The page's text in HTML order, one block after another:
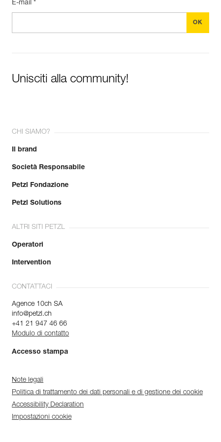
E-mail *
Unisciti alla community!
CHI SIAMO?
Il brand
Società Responsabile
Petzl Fondazione
Petzl Solutions
ALTRI SITI PETZL
Operatori
Intervention
CONTATTACI
Agence 10ch SA
info@petzl.ch
+41 21 947 46 66
Modulo di contatto
Accesso stampa
Note legali
Politica di trattamento dei dati personali e di gestione dei cookie
Accessibility Declaration
Impostazioni cookie